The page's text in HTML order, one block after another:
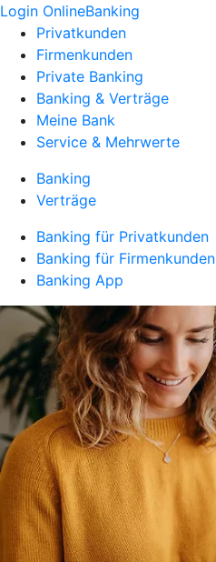
Login OnlineBanking
Privatkunden
Firmenkunden
Private Banking
Banking & Verträge
Meine Bank
Service & Mehrwerte
Banking
Verträge
Banking für Privatkunden
Banking für Firmenkunden
Banking App